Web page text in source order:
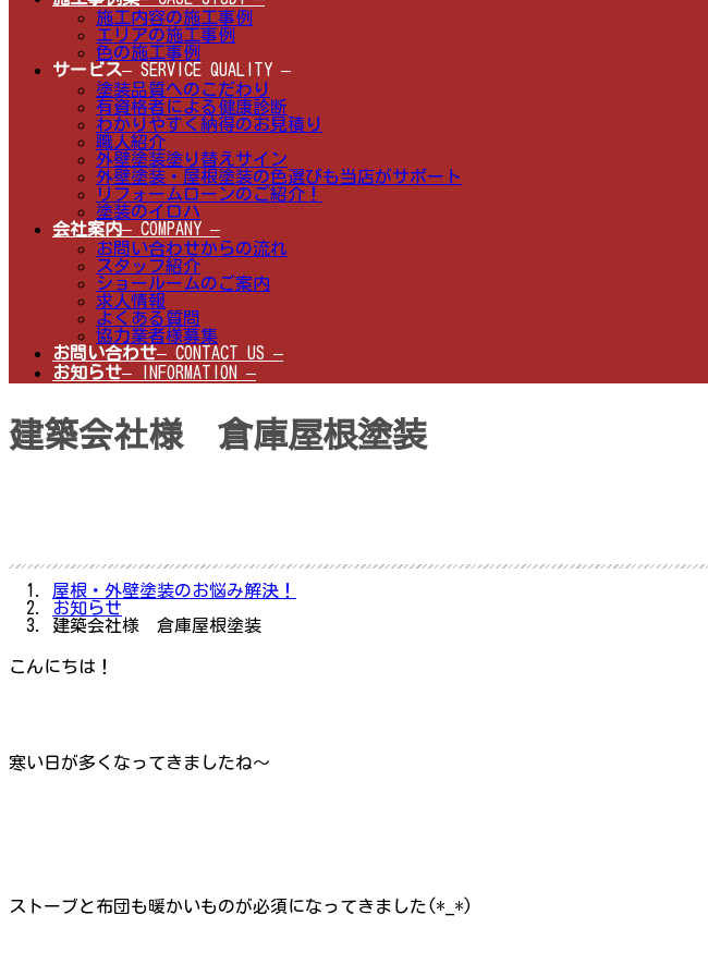
施工内容の施工事例
エリアの施工事例
色の施工事例
サービス– SERVICE QUALITY –
塗装品質へのこだわり
有資格者による健康診断
わかりやすく納得のお見積り
職人紹介
外壁塗装塗り替えサイン
外壁塗装・屋根塗装の色選びも当店がサポート
リフォームローンのご紹介！
塗装のイロハ
会社案内– COMPANY –
お問い合わせからの流れ
スタッフ紹介
ショールームのご案内
求人情報
よくある質問
協力業者様募集
お問い合わせ– CONTACT US –
お知らせ– INFORMATION –
建築会社様 倉庫屋根塗装
屋根・外壁塗装のお悩み解決！
お知らせ
建築会社様 倉庫屋根塗装
こんにちは！
寒い日が多くなってきましたね～
ストーブと布団も暖かいものが必須になってきました(*_*)